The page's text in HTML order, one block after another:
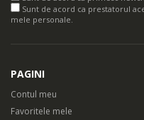
Sunt de acord ca prestatorul
mele personale.
PAGINI
Contul meu
Favoritele mele